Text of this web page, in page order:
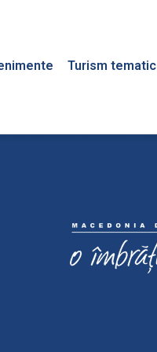
Turism tematic